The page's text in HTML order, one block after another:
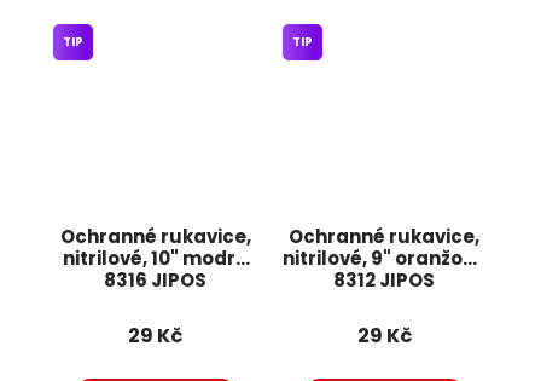
Ochranné rukavice,
nitrilové, 10" modré
8316 JIPOS
TIP
29 Kč
Ochranné rukavice,
nitrilové, 9" oranžové
8312 JIPOS
TIP
29 Kč